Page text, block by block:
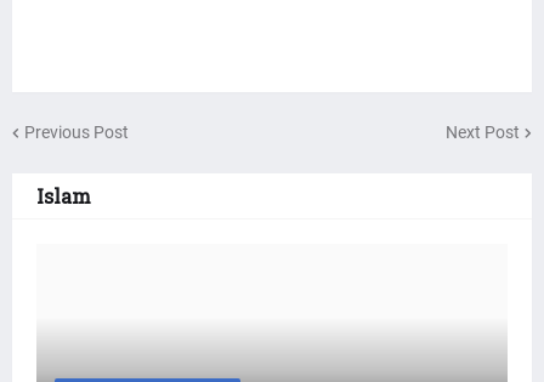
Previous Post Next Post
Islam